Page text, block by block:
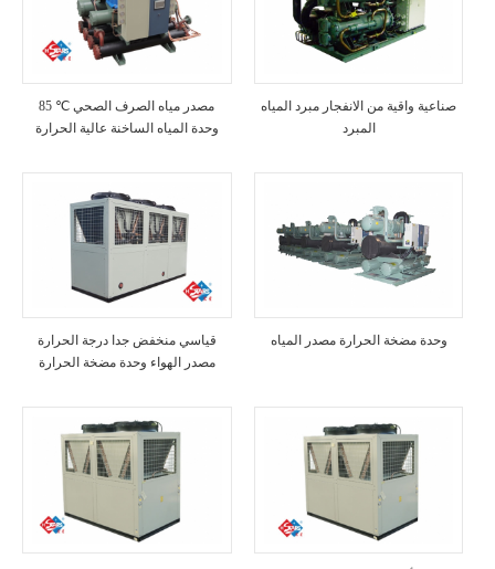
85 ℃ مصدر مياه الصرف الصحي
وحدة المياه الساخنة عالية الحرارة
صناعية واقية من الانفجار مبرد المياه
المبرد
قياسي منخفض جدا درجة الحرارة
مصدر الهواء وحدة مضخة الحرارة
وحدة مضخة الحرارة مصدر المياه